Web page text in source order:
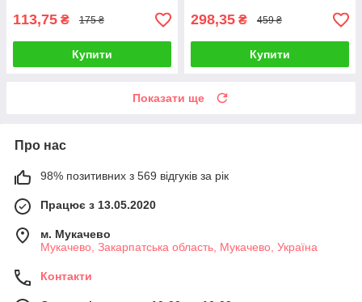
113,75 ₴ 175 ₴
Купити
298,35 ₴ 459 ₴
Купити
Показати ще
Про нас
98% позитивних з 569 відгуків за рік
Працює з 13.05.2020
м. Мукачево
Мукачево, Закарпатська область, Мукачево, Україна
Контакти